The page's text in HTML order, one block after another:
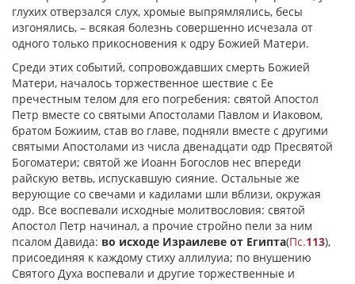
глухих отверзался слух, хромые выпрямлялись, бесы
изгонялись, – всякая болезнь совершенно исчезала от
одного только прикосновения к одру Божией Матери.
Среди этих событий, сопровождавших смерть Божией
Матери, началось торжественное шествие с Ее
пречестным телом для его погребения: святой Апостол
Петр вместе со святыми Апостолами Павлом и Иаковом,
братом Божиим, став во главе, подняли вместе с другими
святыми Апостолами из числа двенадцати одр Пресвятой
Богоматери; святой же Иоанн Богослов нес впереди
райскую ветвь, испускавшую сияние. Остальные же
верующие со свечами и кадилами шли вблизи, окружая
одр. Все воспевали исходные молитвословия: святой
Апостол Петр начинал, а прочие стройно пели за ним
псалом Давида: во исходе Израилеве от Египта(Пс.113),
присоединяя к каждому стиху аллилуиа; по внушению
Святого Духа воспевали и другие торжественные и